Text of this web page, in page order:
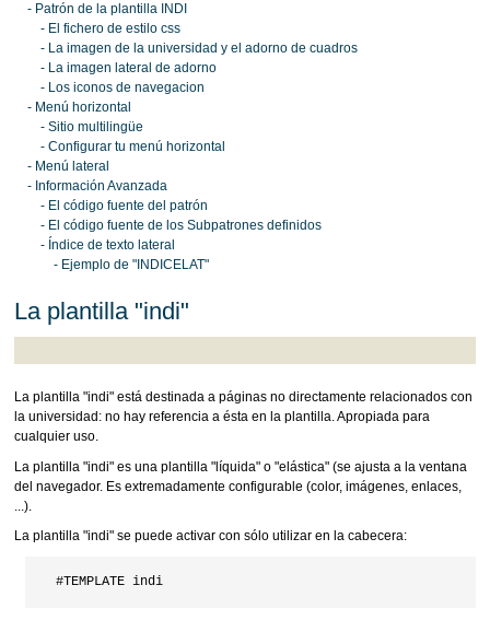
- Patrón de la plantilla INDI
- El fichero de estilo css
- La imagen de la universidad y el adorno de cuadros
- La imagen lateral de adorno
- Los iconos de navegacion
- Menú horizontal
- Sitio multilingüe
- Configurar tu menú horizontal
- Menú lateral
- Información Avanzada
- El código fuente del patrón
- El código fuente de los Subpatrones definidos
- Índice de texto lateral
- Ejemplo de "INDICELAT"
La plantilla "indi"
La plantilla "indi" está destinada a páginas no directamente relacionados con
la universidad: no hay referencia a ésta en la plantilla. Apropiada para
cualquier uso.
La plantilla "indi" es una plantilla "líquida" o "elástica" (se ajusta a la ventana
del navegador. Es extremadamente configurable (color, imágenes, enlaces,
...).
La plantilla "indi" se puede activar con sólo utilizar en la cabecera: